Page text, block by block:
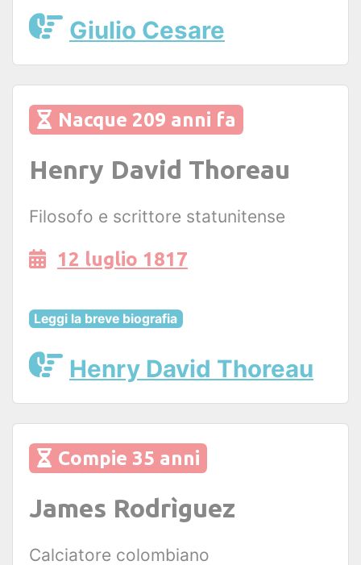
Giulio Cesare
Nacque 209 anni fa
Henry David Thoreau
Filosofo e scrittore statunitense
12 luglio 1817
Leggi la breve biografia
Henry David Thoreau
Compie 35 anni
James Rodrìguez
Calciatore colombiano